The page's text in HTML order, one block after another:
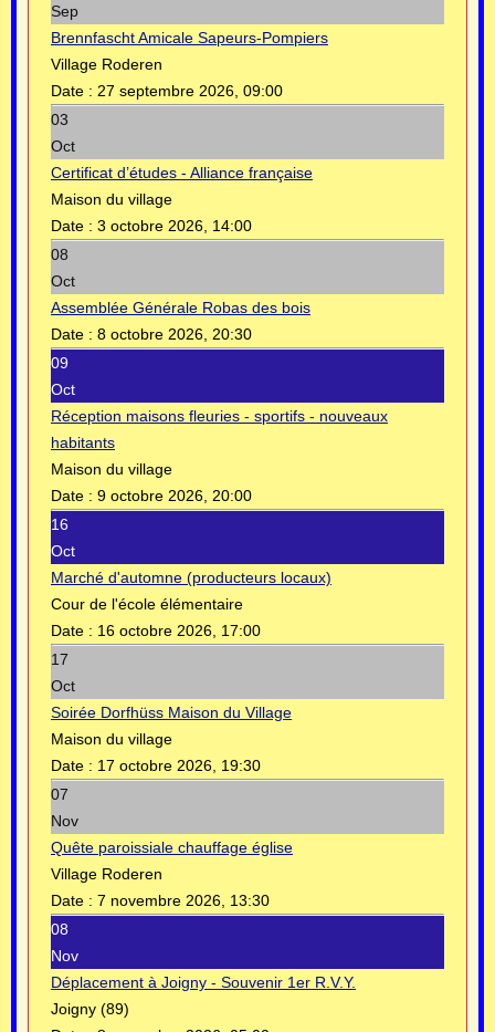
Sep
Brennfascht Amicale Sapeurs-Pompiers
Village Roderen
Date : 27 septembre 2026, 09:00
03
Oct
Certificat d’études - Alliance française
Maison du village
Date : 3 octobre 2026, 14:00
08
Oct
Assemblée Générale Robas des bois
Date : 8 octobre 2026, 20:30
09
Oct
Réception maisons fleuries - sportifs - nouveaux
habitants
Maison du village
Date : 9 octobre 2026, 20:00
16
Oct
Marché d'automne (producteurs locaux)
Cour de l'école élémentaire
Date : 16 octobre 2026, 17:00
17
Oct
Soirée Dorfhüss Maison du Village
Maison du village
Date : 17 octobre 2026, 19:30
07
Nov
Quête paroissiale chauffage église
Village Roderen
Date : 7 novembre 2026, 13:30
08
Nov
Déplacement à Joigny - Souvenir 1er R.V.Y.
Joigny (89)